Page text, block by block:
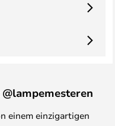
einem einzigartigen